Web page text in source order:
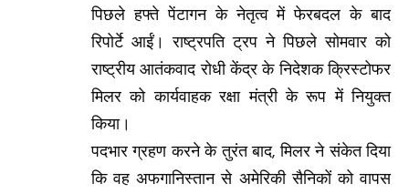
पिछले हफ्ते पेंटागन के नेतृत्व में फेरबदल के बाद
रिपोर्टे आईं। राष्ट्रपति ट्रप ने पिछले सोमवार को
राष्ट्रीय आतंकवाद रोधी केंद्र के निदेशक क्रिस्टोफर
मिलर को कार्यवाहक रक्षा मंत्री के रूप में नियुक्त
किया।
पदभार ग्रहण करने के तुरंत बाद, मिलर ने संकेत दिया
कि वह अफगानिस्तान से अमेरिकी सैनिकों को वापस